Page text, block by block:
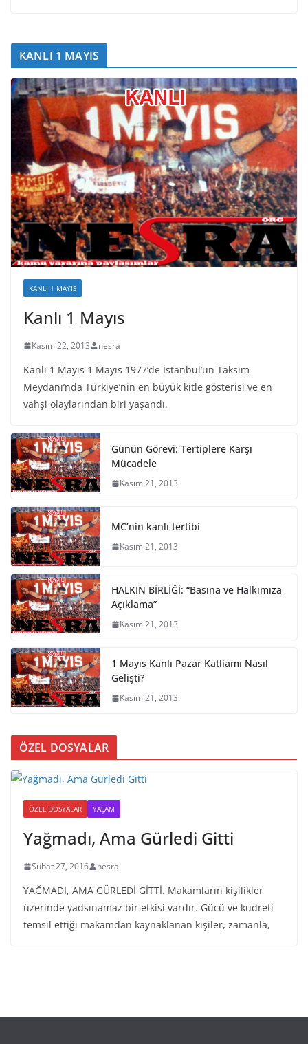
KANLI 1 MAYIS
KANLI 1 MAYIS
Kanlı 1 Mayıs
Kasım 22, 2013 nesra
Kanlı 1 Mayıs 1 Mayıs 1977’de İstanbul’un Taksim
Meydanı’nda Türkiye’nin en büyük kitle gösterisi ve en
vahşi olaylarından biri yaşandı.
Günün Görevi: Tertiplere Karşı
Mücadele
Kasım 21, 2013
MC’nin kanlı tertibi
Kasım 21, 2013
HALKIN BİRLİĞİ: “Basına ve Halkımıza
Açıklama”
Kasım 21, 2013
1 Mayıs Kanlı Pazar Katliamı Nasıl
Gelişti?
Kasım 21, 2013
ÖZEL DOSYALAR
ÖZEL DOSYALAR YAŞAM
Yağmadı, Ama Gürledi Gitti
Şubat 27, 2016 nesra
YAĞMADI, AMA GÜRLEDİ GİTTİ. Makamların kişilikler
üzerinde yadsınamaz bir etkisi vardır. Gücü ve kudreti
temsil ettiği makamdan kaynaklanan kişiler, zamanla,